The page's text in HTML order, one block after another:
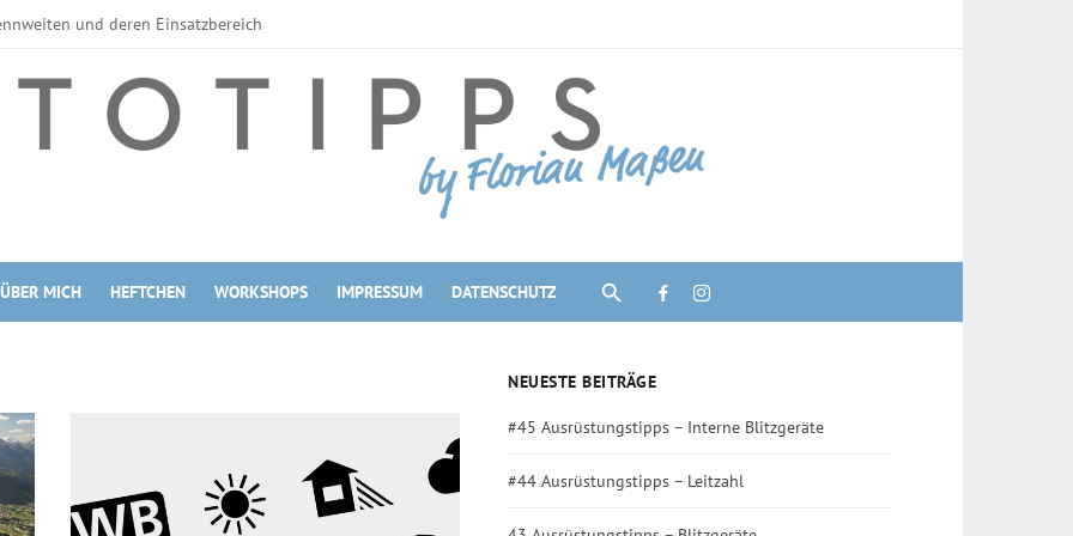
und deren Einsatzbereich
ÜBER MICH HEFTCHEN WORKSHOPS IMPRESSUM DATENSCHUTZ
NEUESTE BEITRÄGE
#45 Ausrüstungstipps – Interne Blitzgeräte
#44 Ausrüstungstipps – Leitzahl